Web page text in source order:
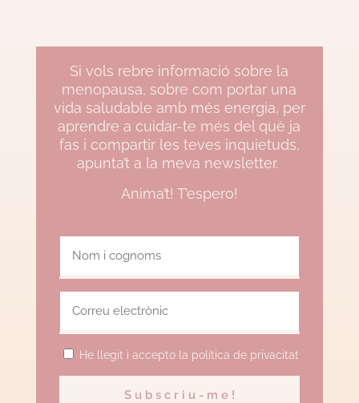
Si vols rebre informació sobre la
menopausa, sobre com portar una
vida saludable amb més energia, per
aprendre a cuidar-te més del què ja
fas i compartir les teves inquietuds,
apunta’t a la meva newsletter.
Anima’t! T’espero!
He llegit i accepto la política de privacitat